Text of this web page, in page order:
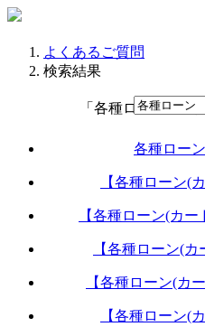
よくあるご質問
検索結果
「各種ローン」に
各種ロー
【各種ローン(
【各種ローン(カ
【各種ローン(
【各種ローン(カ
【各種ローン(